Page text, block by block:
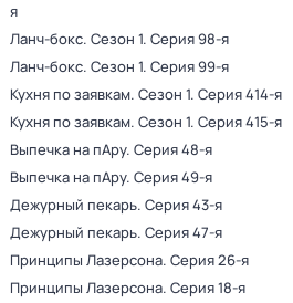
я
Ланч-бокс. Сезон 1. Серия 98-я
Ланч-бокс. Сезон 1. Серия 99-я
Кухня по заявкам. Сезон 1. Серия 414-я
Кухня по заявкам. Сезон 1. Серия 415-я
Выпечка на пАру. Серия 48-я
Выпечка на пАру. Серия 49-я
Дежурный пекарь. Серия 43-я
Дежурный пекарь. Серия 47-я
Принципы Лазерсона. Серия 26-я
Принципы Лазерсона. Серия 18-я